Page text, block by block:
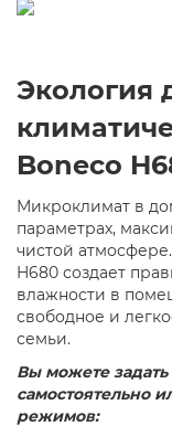
Экология
Boneco
Микроклимат в
параметрах,
чистой
H680 создает
влажности в
свободное и
семьи.
Вы можете
самостоятельно
режимов: